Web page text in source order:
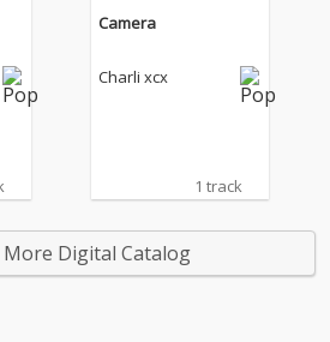
を告げたチャーリーｘ
ｃｘの新しい時代は何
マにし、文字通り“音
ラブカルチャー／ダン
モードだけでなく、
荒々しく歪んだギター
Camera
Charli xcx
1 track
More Digital Catalog